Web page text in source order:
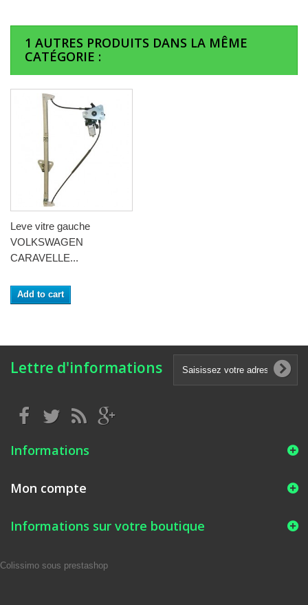
1 AUTRES PRODUITS DANS LA MÊME
CATÉGORIE :
Leve vitre gauche
VOLKSWAGEN
CARAVELLE...
Add to cart
Lettre d'informations
Informations
Mon compte
Informations sur votre boutique
Colissimo sous prestashop